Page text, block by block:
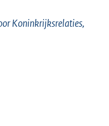
Koninkrijksrelaties,